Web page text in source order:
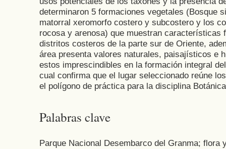
determinaron 5 formaciones vegetales (Bosque
matorral xeromorfo costero y subcostero y los
rocosa y arenosa) que muestran características
distritos costeros de la parte sur de Oriente,
área presenta valores naturales, paisajísticos e
estos imprescindibles en la formación integral
cual confirma que el lugar seleccionado reúne
el polígono de práctica para la disciplina
Palabras clave
Parque Nacional Desembarco del Granma; flora